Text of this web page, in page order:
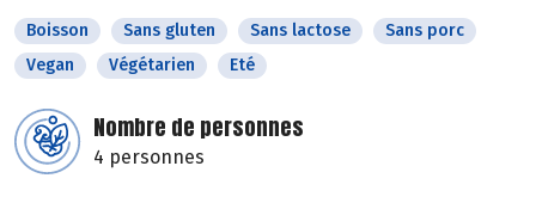
Boisson Sans gluten Sans lactose
Sans porc
Vegan
Végétarien Eté
Nombre de personnes
4 personnes